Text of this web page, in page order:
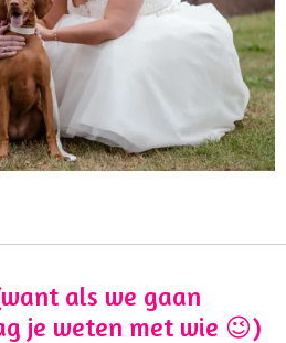
als we gaan
je weten met wie 😉)